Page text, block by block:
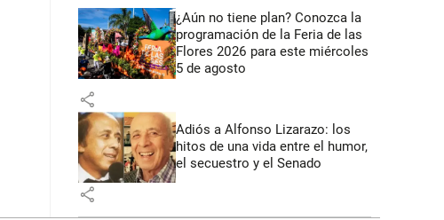
¿Aún no tiene plan? Conozca la
programación de la Feria de las
Flores 2026 para este miércoles
5 de agosto
share
Adiós a Alfonso Lizarazo: los
hitos de una vida entre el humor,
el secuestro y el Senado
share